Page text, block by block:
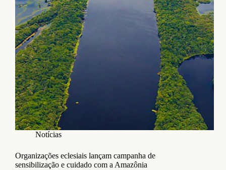
Notícias
Organizações eclesiais lançam campanha de
sensibilização e cuidado com a Amazônia